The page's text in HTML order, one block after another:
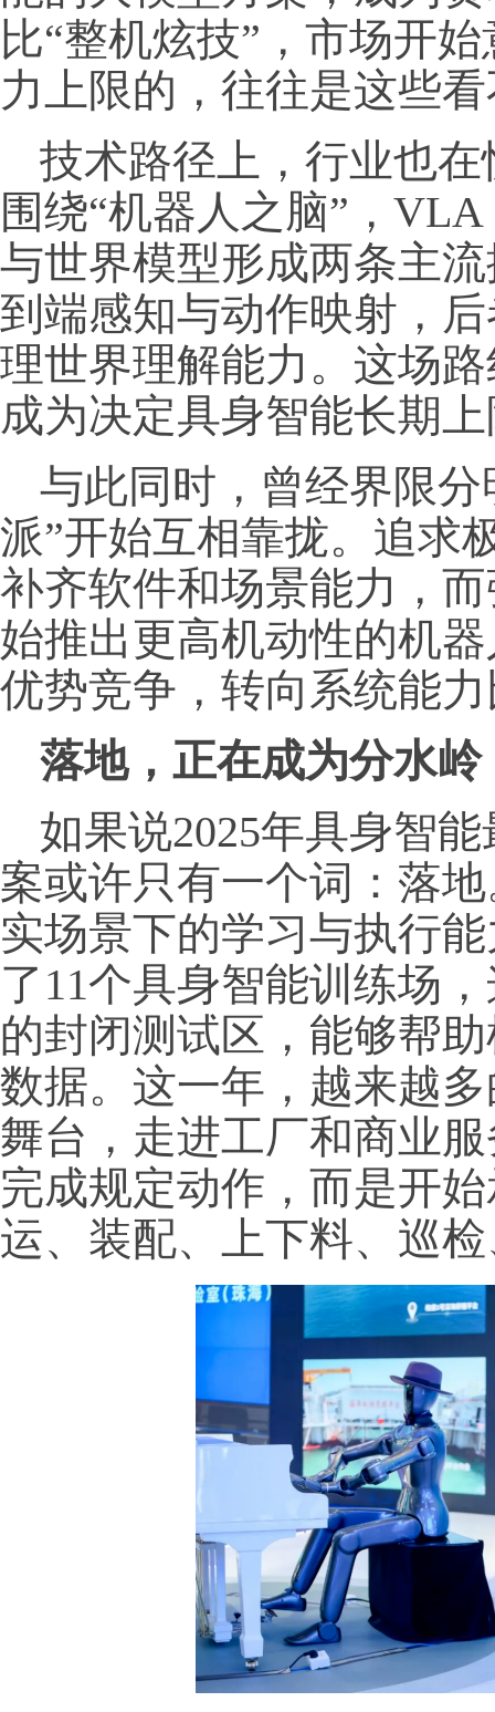
比“整机炫技”，市场开
力上限的，往往是这些
技术路径上，行业也
围绕“机器人之脑”，
与世界模型形成两条主
到端感知与动作映射，
理世界理解能力。这场
成为决定具身智能长期
与此同时，曾经界限分
派”开始互相靠拢。追求
补齐软件和场景能力，
始推出更高机动性的机
优势竞争，转向系统能
落地，正在成为分水岭
如果说2025年具身智
案或许只有一个词：落
实场景下的学习与执行
了11个具身智能训练场
的封闭测试区，能够帮
数据。这一年，越来越
舞台，走进工厂和商业
完成规定动作，而是开
运、装配、上下料、巡